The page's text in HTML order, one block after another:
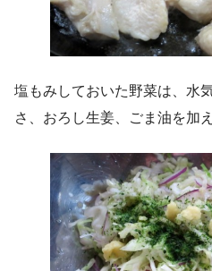
塩もみしておいた野菜は、水
さ、おろし生姜、ごま油を加